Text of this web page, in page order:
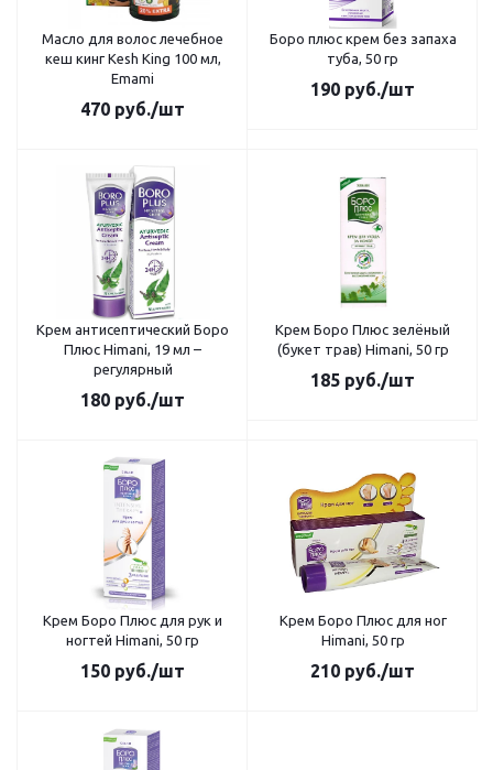
Масло для волос лечебное
кеш кинг Kesh King 100 мл,
Emami
470 руб./шт
Боро плюс крем без запаха
туба, 50 гр
190 руб./шт
Крем антисептический Боро
Плюс Himani, 19 мл –
регулярный
180 руб./шт
Крем Боро Плюс зелёный
(букет трав) Himani, 50 гр
185 руб./шт
Крем Боро Плюс для рук и
ногтей Himani, 50 гр
150 руб./шт
Крем Боро Плюс для ног
Himani, 50 гр
210 руб./шт